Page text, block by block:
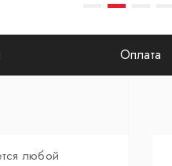
Оплата
любой